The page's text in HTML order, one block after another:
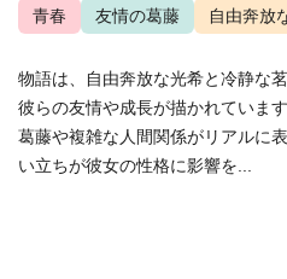
青春 友情の葛藤 自由奔放
物語は、自由奔放な光希と冷静な
彼らの友情や成長が描かれていま
葛藤や複雑な人間関係がリアルに
い立ちが彼女の性格に影響を...